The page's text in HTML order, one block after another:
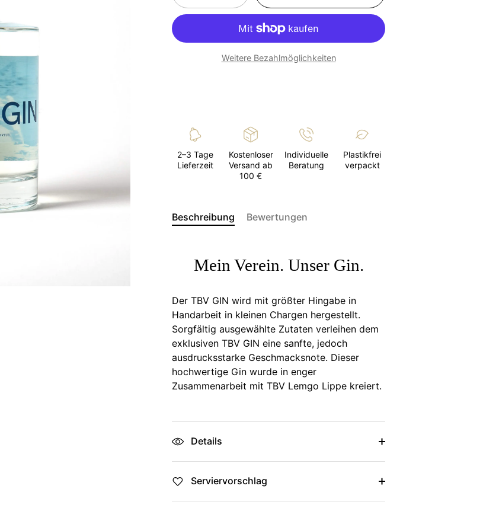
Weitere Bezahlmöglichkeiten
2–3 Tage
Lieferzeit
Kostenloser
Versand ab
100 €
Individuelle
Beratung
Plastikfrei
verpackt
Beschreibung Bewertungen
Mein Verein. Unser Gin.
Der TBV GIN wird mit größter Hingabe in
Handarbeit in kleinen Chargen hergestellt.
Sorgfältig ausgewählte Zutaten verleihen dem
exklusiven TBV GIN eine sanfte, jedoch
ausdrucksstarke Geschmacksnote. Dieser
hochwertige Gin wurde in enger
Zusammenarbeit mit TBV Lemgo Lippe kreiert.
Details
Serviervorschlag
10 % Rabatt auf deine nächste Bestellung. Mit
unserem Newsletter erfährst du mehr über uns,
unsere Produkte und unsere Destillerie.